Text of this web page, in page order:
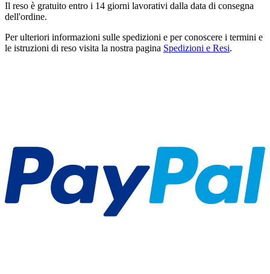
Il reso è gratuito entro i 14 giorni lavorativi dalla data di consegna
dell'ordine.
Per ulteriori informazioni sulle spedizioni e per conoscere i termini e
le istruzioni di reso visita la nostra pagina Spedizioni e Resi.